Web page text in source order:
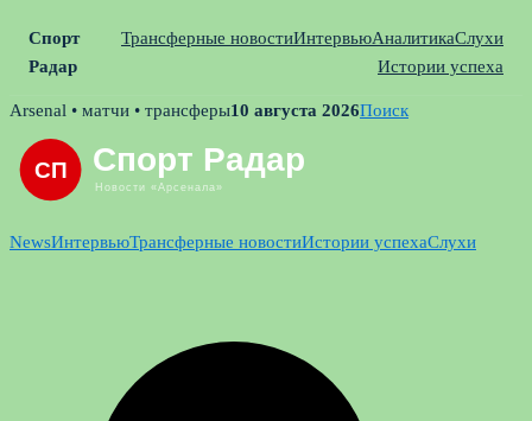
Спорт
Радар
Трансферные новостиИнтервьюАналитикаСлухи
Истории успеха
Skip
content
Arsenal • матчи • трансферы10 августа 2026Поиск
NewsИнтервьюТрансферные новостиИстории успехаСлухи